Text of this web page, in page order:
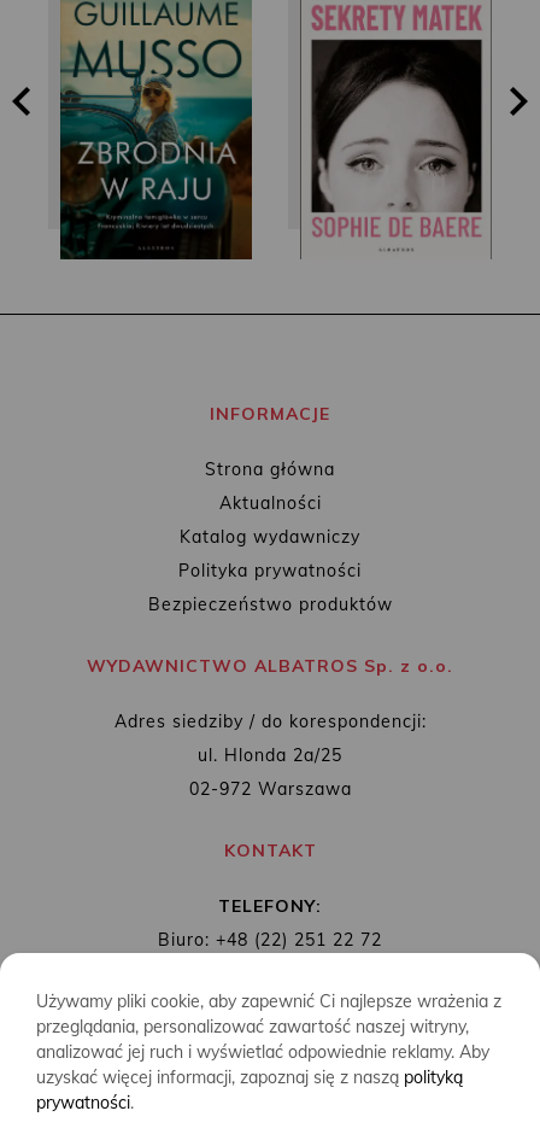
Guillaume Musso Sophie de Baere
INFORMACJE
Strona główna
Aktualności
Katalog wydawniczy
Polityka prywatności
Bezpieczeństwo produktów
WYDAWNICTWO ALBATROS Sp. z o.o.
Adres siedziby / do korespondencji:
ul. Hlonda 2a/25
02-972 Warszawa
KONTAKT
TELEFONY:
Biuro: +48 (22) 251 22 72
MAIL: biuro@wydawnictwoalbatros.com
Używamy pliki cookie, aby zapewnić Ci najlepsze wrażenia z
przeglądania, personalizować zawartość naszej witryny,
analizować jej ruch i wyświetlać odpowiednie reklamy. Aby
uzyskać więcej informacji, zapoznaj się z naszą polityką
prywatności.